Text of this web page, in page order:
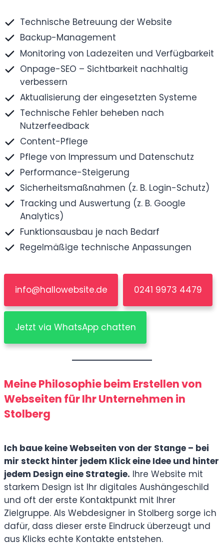
Technische Betreuung der Website
Backup-Management
Monitoring von Ladezeiten und Verfügbarkeit
Onpage-SEO – Sichtbarkeit nachhaltig
verbessern
Aktualisierung der eingesetzten Systeme
Technische Fehler beheben nach
Nutzerfeedback
Content-Pflege
Pflege von Impressum und Datenschutz
Performance-Steigerung
Sicherheitsmaßnahmen (z. B. Login-Schutz)
Tracking und Auswertung (z. B. Google
Analytics)
Funktionsausbau je nach Bedarf
Regelmäßige technische Anpassungen
info@hallowebsite.de 0241 9973 4479
Jetzt via WhatsApp chatten
Meine Philosophie beim Erstellen von
Webseiten für Ihr Unternehmen in
Stolberg
Ich baue keine Webseiten von der Stange – bei
mir steckt hinter jedem Klick eine Idee und hinter
jedem Design eine Strategie. Ihre Website mit
starkem Design ist Ihr digitales Aushängeschild
und oft der erste Kontaktpunkt mit Ihrer
Zielgruppe. Als Webdesigner in Stolberg sorge ich
dafür, dass dieser erste Eindruck überzeugt und
aus Klicks echte Kontakte entstehen.